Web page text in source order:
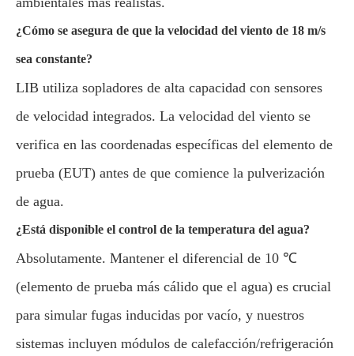
¿Cómo se asegura de que la velocidad del viento de 18 m/s
sea constante?
LIB utiliza sopladores de alta capacidad con sensores
de velocidad integrados. La velocidad del viento se
verifica en las coordenadas específicas del elemento de
prueba (EUT) antes de que comience la pulverización
de agua.
¿Está disponible el control de la temperatura del agua?
Absolutamente. Mantener el diferencial de 10 ℃
(elemento de prueba más cálido que el agua) es crucial
para simular fugas inducidas por vacío, y nuestros
sistemas incluyen módulos de calefacción/refrigeración